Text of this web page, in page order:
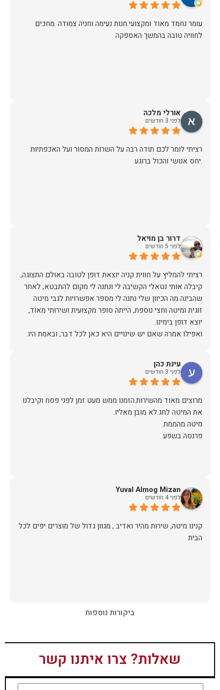
עומר נחמד מאוד ומקצועי.חנות נעימה וחניה צמודה .מחכים
לחוויה טובה בהמשך האספקה
אורלי מלכה
לפני 3 חודשים
רציתי לומר לכם תודה רבה על השרות המסור ועל האכפתיות
.יחס אנושי והכול ברוגע
דרור בן מויאל
לפני 5 חודשים
רציתי להמליץ על חווית קניה יוצאת דופן לטובה באולם התצוגה,
קיבלה אותי נטאלי הקשיבה לי ונתנה לי מקום להתבטא, לאחר
שהבינה מה הכיוון שלי נתנה לי מספר אפשרויות לגבי מיטה
זוגית ומיטה וחצי נוספת, הייתה סופר מקצועית ושירותי מאוד,
תודה.
עינת כהן
לפני 3 חודשים
מרוצים מאוד מהשירות.הזמנו ממש מעט זמן לפני פסח וקיבלנו
פרנסה בשפע
Yuval Almog Mizan
לפני 4 חודשים
קנינו מיטה, שירות מהיר ואדיב , מגוון גדול של מוצרים יפים לכל
הבית
ביקורות נוספות
שאלות? צרו איתנו קשר